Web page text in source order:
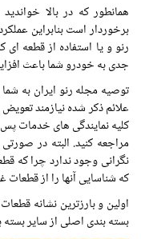
همانطور که در بالا
برخوردار است بنابراین
رنو و یا استفاده از قطعه
جدی به خودرو شما باعث
توصیه مجله رنو ایران به
علائم ذکر شده نیازمند
کلیه نمایندگی های خدمات
مراجعه کنید. البته در
نگرانی وجود ندارد چرا که
که شناسایی آنها را از قطعات
اولین و بارزترین نشانه
بسته بندی اصلی از سایر